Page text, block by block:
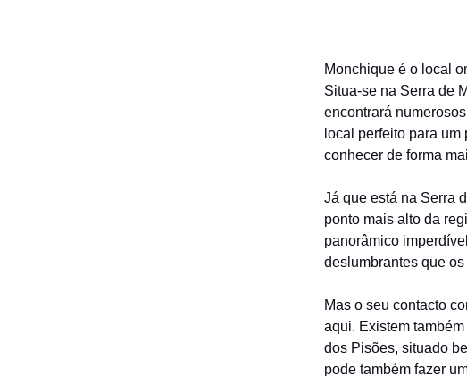
Monchique é o local
Situa-se na Serra de
encontrará
local perfeito para
conhecer de forma
Já que está na Serra
ponto mais alto da
panorâmico
deslumbrantes que
Mas o seu contacto
aqui. Existem
dos Pisões, situado
pode também fazer